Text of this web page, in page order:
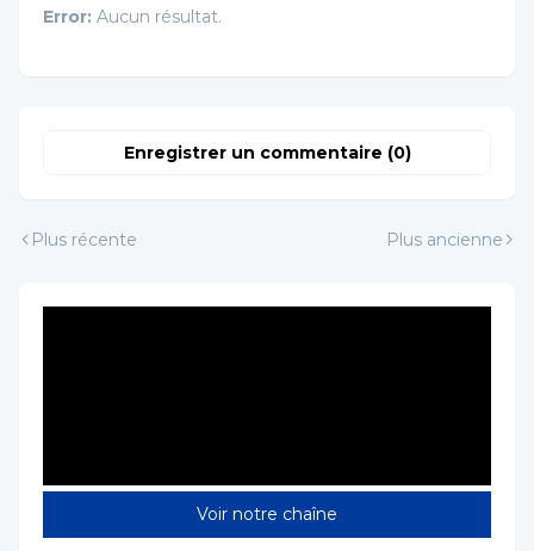
Error: Aucun résultat.
Enregistrer un commentaire (0)
Plus récente Plus ancienne
Voir notre chaîne